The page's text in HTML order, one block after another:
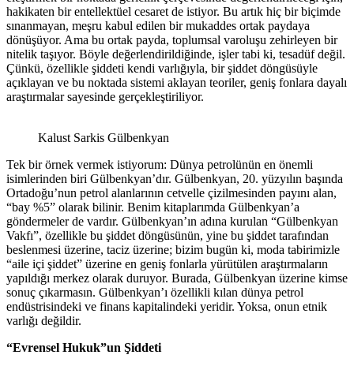
hakikaten bir entellektüel cesaret de istiyor. Bu artık hiç bir biçimde
sınanmayan, meşru kabul edilen bir mukaddes ortak paydaya
dönüşüyor. Ama bu ortak payda, toplumsal varoluşu zehirleyen bir
nitelik taşıyor. Böyle değerlendirildiğinde, işler tabi ki, tesadüf değil.
Çünkü, özellikle şiddeti kendi varlığıyla, bir şiddet döngüsüyle
açıklayan ve bu noktada sistemi aklayan teoriler, geniş fonlara dayalı
araştırmalar sayesinde gerçekleştiriliyor.
Kalust Sarkis Gülbenkyan
Tek bir örnek vermek istiyorum: Dünya petrolünün en önemli
isimlerinden biri Gülbenkyan’dır. Gülbenkyan, 20. yüzyılın başında
Ortadoğu’nun petrol alanlarının cetvelle çizilmesinden payını alan,
“bay %5” olarak bilinir. Benim kitaplarımda Gülbenkyan’a
göndermeler de vardır. Gülbenkyan’ın adına kurulan “Gülbenkyan
Vakfı”, özellikle bu şiddet döngüsünün, yine bu şiddet tarafından
beslenmesi üzerine, taciz üzerine; bizim bugün ki, moda tabirimizle
“aile içi şiddet” üzerine en geniş fonlarla yürütülen araştırmaların
yapıldığı merkez olarak duruyor. Burada, Gülbenkyan üzerine kimse
sonuç çıkarmasın. Gülbenkyan’ı özellikli kılan dünya petrol
endüstrisindeki ve finans kapitalindeki yeridir. Yoksa, onun etnik
varlığı değildir.
“Evrensel Hukuk”un Şiddeti